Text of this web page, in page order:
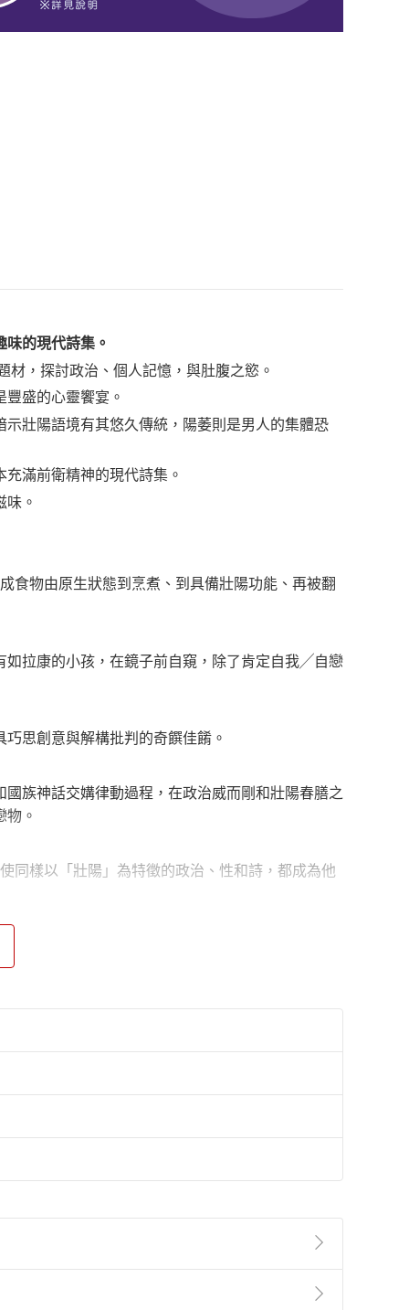
的現代詩集。
，探討政治、個人記憶，與肚腹之慾。
盛的心靈饗宴。
壯陽語境有其悠久傳統，陽萎則是男人的集體恐
滿前衛精神的現代詩集。
。
食物由原生狀態到烹煮、到具備壯陽功能、再被翻
如拉康的小孩，在鏡子前自窺，除了肯定自我╱自戀
思創意與解構批判的奇饌佳餚。
族神話交媾律動過程，在政治威而剛和壯陽春膳之
。
同樣以「壯陽」為特徵的政治、性和詩，都成為他
著作包括詩集《蕨草》、《咆哮都市》、《失眠